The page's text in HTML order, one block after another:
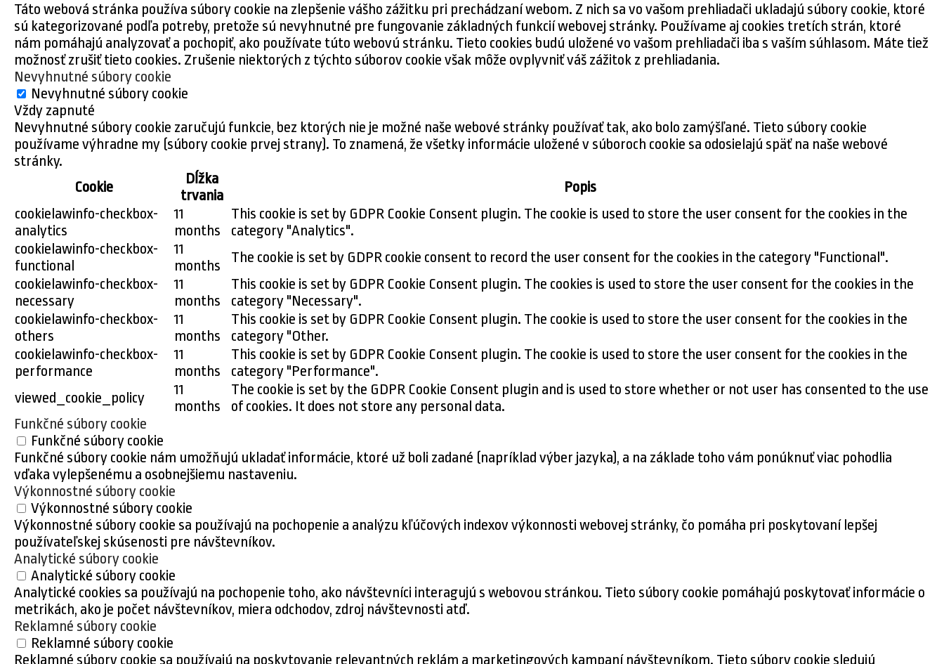
Táto webová stránka používa súbory cookie na zlepšenie vášho zážitku pri prechádzaní webom. Z nich sa vo vašom prehliadači ukladajú súbory cookie, ktoré
sú kategorizované podľa potreby, pretože sú nevyhnutné pre fungovanie základných funkcií webovej stránky. Používame aj cookies tretích strán, ktoré
nám pomáhajú analyzovať a pochopiť, ako používate túto webovú stránku. Tieto cookies budú uložené vo vašom prehliadači iba s vaším súhlasom. Máte tiež
možnosť zrušiť tieto cookies. Zrušenie niektorých z týchto súborov cookie však môže ovplyvniť váš zážitok z prehliadania.
Nevyhnutné súbory cookie
Nevyhnutné súbory cookie
Vždy zapnuté
Nevyhnutné súbory cookie zaručujú funkcie, bez ktorých nie je možné naše webové stránky používať tak, ako bolo zamýšľané. Tieto súbory cookie
používame výhradne my (súbory cookie prvej strany). To znamená, že všetky informácie uložené v súboroch cookie sa odosielajú späť na naše webové
stránky.
Cookie
Dĺžka
trvania
Popis
cookielawinfo-checkbox-
analytics
11
months
This cookie is set by GDPR Cookie Consent plugin. The cookie is used to store the user consent for the cookies in the
category "Analytics".
cookielawinfo-checkbox-
functional
11
months
The cookie is set by GDPR cookie consent to record the user consent for the cookies in the category "Functional".
cookielawinfo-checkbox-
necessary
11
months
This cookie is set by GDPR Cookie Consent plugin. The cookies is used to store the user consent for the cookies in the
category "Necessary".
cookielawinfo-checkbox-
others
11
months
This cookie is set by GDPR Cookie Consent plugin. The cookie is used to store the user consent for the cookies in the
category "Other.
cookielawinfo-checkbox-
performance
11
months
This cookie is set by GDPR Cookie Consent plugin. The cookie is used to store the user consent for the cookies in the
category "Performance".
viewed_cookie_policy
11
months
The cookie is set by the GDPR Cookie Consent plugin and is used to store whether or not user has consented to the use
of cookies. It does not store any personal data.
Funkčné súbory cookie
Funkčné súbory cookie
Funkčné súbory cookie nám umožňujú ukladať informácie, ktoré už boli zadané (napríklad výber jazyka), a na základe toho vám ponúknuť viac pohodlia
vďaka vylepšenému a osobnejšiemu nastaveniu.
Výkonnostné súbory cookie
Výkonnostné súbory cookie
Výkonnostné súbory cookie sa používajú na pochopenie a analýzu kľúčových indexov výkonnosti webovej stránky, čo pomáha pri poskytovaní lepšej
používateľskej skúsenosti pre návštevníkov.
Analytické súbory cookie
Analytické súbory cookie
Analytické cookies sa používajú na pochopenie toho, ako návštevníci interagujú s webovou stránkou. Tieto súbory cookie pomáhajú poskytovať informácie o
metrikách, ako je počet návštevníkov, miera odchodov, zdroj návštevnosti atď.
Reklamné súbory cookie
Reklamné súbory cookie
Reklamné súbory cookie sa používajú na poskytovanie relevantných reklám a marketingových kampaní návštevníkom. Tieto súbory cookie sledujú